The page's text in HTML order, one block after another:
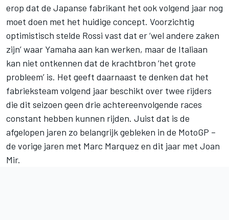
erop dat de Japanse fabrikant het ook volgend jaar nog
moet doen met het huidige concept. Voorzichtig
optimistisch stelde Rossi vast dat er ‘wel andere zaken
zijn’ waar Yamaha aan kan werken, maar de Italiaan
kan niet ontkennen dat de krachtbron ‘het grote
probleem’ is. Het geeft daarnaast te denken dat het
fabrieksteam volgend jaar beschikt over twee rijders
die dit seizoen geen drie achtereenvolgende races
constant hebben kunnen rijden. Juist dat is de
afgelopen jaren zo belangrijk gebleken in de MotoGP –
de vorige jaren met Marc Marquez en dit jaar met Joan
Mir.